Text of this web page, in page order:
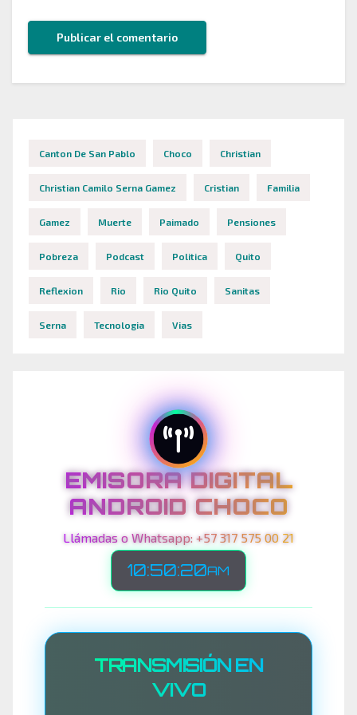
Canton De San Pablo Choco Christian
Christian Camilo Serna Gamez Cristian Familia
Gamez Muerte Paimado Pensiones
Pobreza Podcast Politica Quito
Reflexion Rio Rio Quito Sanitas
Serna Tecnologia Vias
EMISORA DIGITAL
ANDROID CHOCO
Llámadas o Whatsapp: +57 317 575 00 21
10:50:22AM
TRANSMISIÓN EN
VIVO